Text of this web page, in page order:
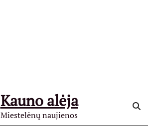
Kauno alėja
Miestelėnų naujienos